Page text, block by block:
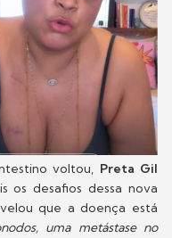
voltou, Preta Gil
os desafios dessa nova
que a doença está
uma metástase no